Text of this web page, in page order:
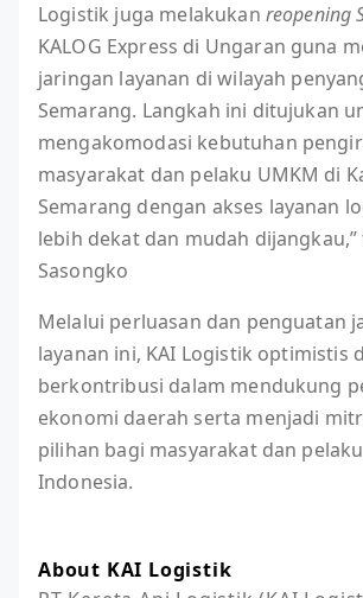
Logistik juga melakukan reopening
KALOG Express di Ungaran guna
jaringan layanan di wilayah
Semarang. Langkah ini ditujukan
mengakomodasi kebutuhan
masyarakat dan pelaku UMKM di
Semarang dengan akses layanan
lebih dekat dan mudah
Sasongko
Melalui perluasan dan penguatan
layanan ini, KAI Logistik optimistis
berkontribusi dalam mendukung
ekonomi daerah serta menjadi
pilihan bagi masyarakat dan
Indonesia.
About KAI Logistik